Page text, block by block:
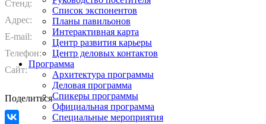
Список экспонентов
Планы павильонов
Интерактивная карта
Центр развития карьеры
Центр деловых контактов
Программа
Архитектура программы
Деловая программа
Спикеры программы
Официальная программа
Специальные мероприятия
Стенд:
Адрес:
E-mail:
Телефон:
Сайт:
Поделиться